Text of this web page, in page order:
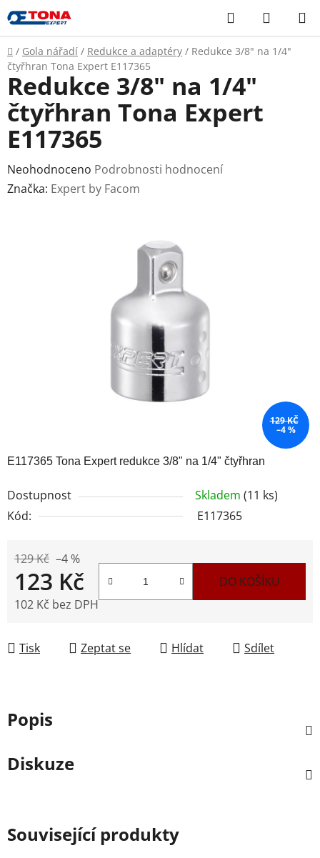
Přejít
na
obsah
Hledat
KOŠÍK
Domů
/ Gola nářadí / Redukce a adaptéry / Redukce 3/8" na 1/4"
čtyřhran Tona Expert E117365
E117365 Tona Expert redukce 3/8" na 1/4" čtyřhran
Dostupnost Skladem (11 ks)
Kód:
E117365
129 Kč –4 %
123 Kč
102 Kč bez DPH
DO KOŠÍKU
Tisk Zeptat se Hlídat Sdílet
Redukce 3/8" na 1/4"
čtyřhran Tona Expert
E117365
Průměrné
hodnocení
Neohodnoceno Podrobnosti hodnocení
Značka: Expert by Facom
129 KČ
–4 %
Popis
Diskuze
Související produkty